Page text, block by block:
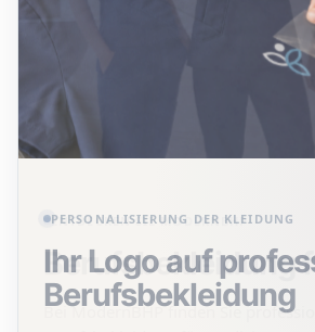
Ihr Logo auf
Berufsbekleidung